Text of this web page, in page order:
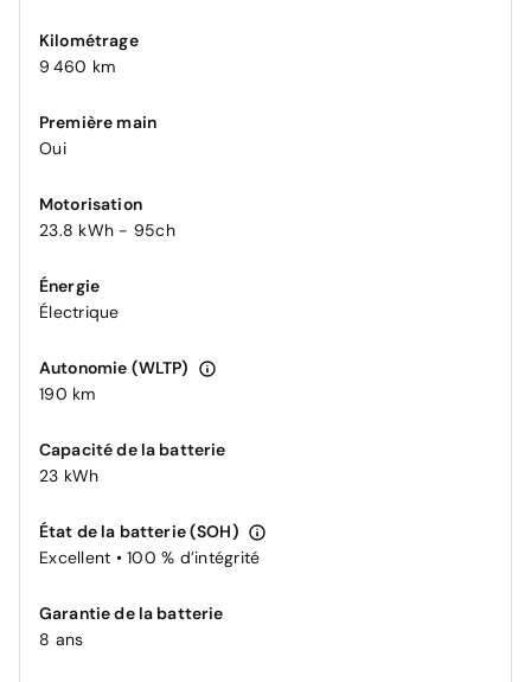
Kilométrage
9 460 km
Première main
Oui
Motorisation
23.8 kWh - 95ch
Énergie
Électrique
Autonomie (WLTP)
190 km
Capacité de la batterie
23 kWh
État de la batterie (SOH)
Excellent • 100 % d’intégrité
Garantie de la batterie
8 ans